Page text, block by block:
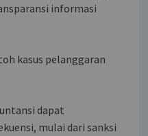
informasi
kasus pelanggaran
dapat
mulai dari sanksi